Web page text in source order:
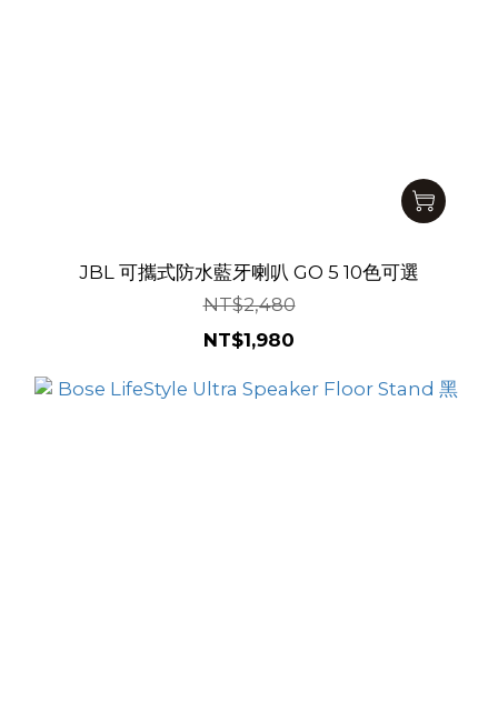
JBL 可攜式防水藍牙喇叭 GO 5 10色可選
NT$2,480
NT$1,980